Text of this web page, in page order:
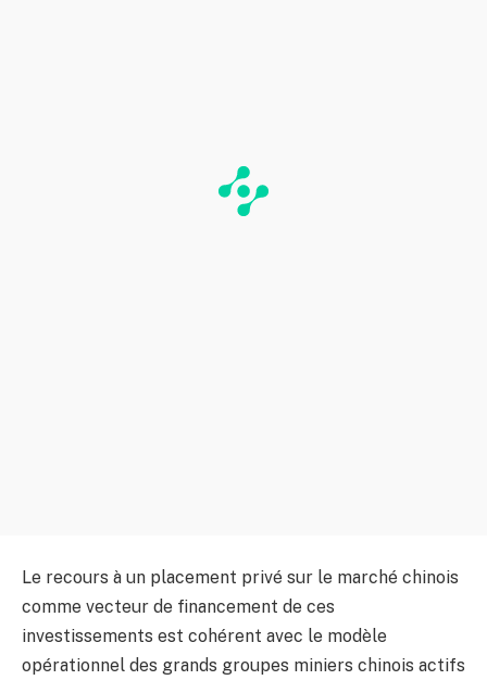
Le recours à un placement privé sur le marché chinois
comme vecteur de financement de ces
investissements est cohérent avec le modèle
opérationnel des grands groupes miniers chinois actifs